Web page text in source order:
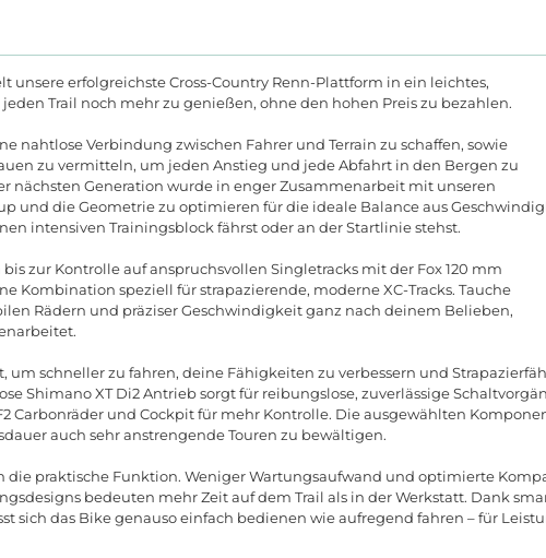
unsere erfolgreichste Cross-Country Renn-Plattform in ein leichtes,
Trail noch mehr zu genießen, ohne den hohen Preis zu bezahlen.
nahtlose Verbindung zwischen Fahrer und Terrain zu schaffen, sowie
zu vermitteln, um jeden Anstieg und jede Abfahrt in den Bergen zu
nächsten Generation wurde in enger Zusammenarbeit mit unseren
und die Geometrie zu optimieren für die ideale Balance aus
intensiven Trainingsblock fährstoderan derStartliniestehst.
biszur Kontrolleaufanspruchsvollen Singletracks mitder Fox120 mm
Kombination speziell fürstrapazierende, moderneXC-Tracks. Tauche
Rädern und präziserGeschwindigkeitganz nach deinem Belieben,
.
, um schnellerzu fahren, deine Fähigkeiten zu verbessern und Strapazierfä
ShimanoXT Di2Antriebsorgtfür reibungslose, zuverlässigeSchaltvorgä
2Carbonräder und Cockpitfür mehr Kontrolle. Dieausgewählten
auch sehranstrengendeTouren zu bewältigen.
die praktische Funktion. WenigerWartungsaufwand und optimierte
bedeuten mehrZeitaufdem Trail als in derWerkstatt. Dank
sich das Bikegenausoeinfach bedienen wieaufregend fahren –für